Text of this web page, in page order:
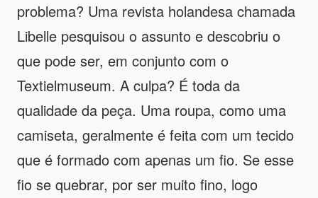
problema? Uma revista holandesa chamada
Libelle pesquisou o assunto e descobriu o
que pode ser, em conjunto com o
Textielmuseum. A culpa? É toda da
qualidade da peça. Uma roupa, como uma
camiseta, geralmente é feita com um tecido
que é formado com apenas um fio. Se esse
fio se quebrar, por ser muito fino, logo